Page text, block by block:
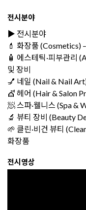
전시분야
▶️ 전시분야
💄 화장품 (Cosmetics)
🧴 에스테틱·피부관리
및 장비
💅 네일 (Nail & Nail
💇 헤어 (Hair & Salon
🧖 스파·웰니스 (Spa &
🔬 뷰티 장비 (Beauty
🌱 클린·비건 뷰티
화장품
전시영상